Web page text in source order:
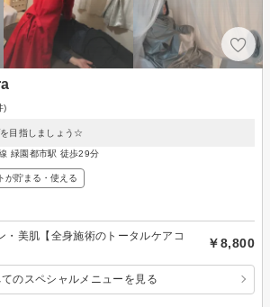
)
目指しましょう☆
緑園都市駅 徒歩29分
が貯まる・使える
・美肌【全身施術のトータルケアコ
￥8,800
のスペシャルメニューを見る